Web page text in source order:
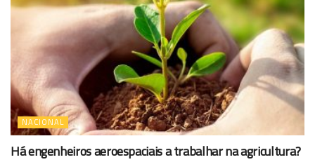
NACIONAL
Há engenheiros aeroespaciais a trabalhar na agricultura?